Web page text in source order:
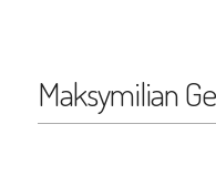
Maksymilian